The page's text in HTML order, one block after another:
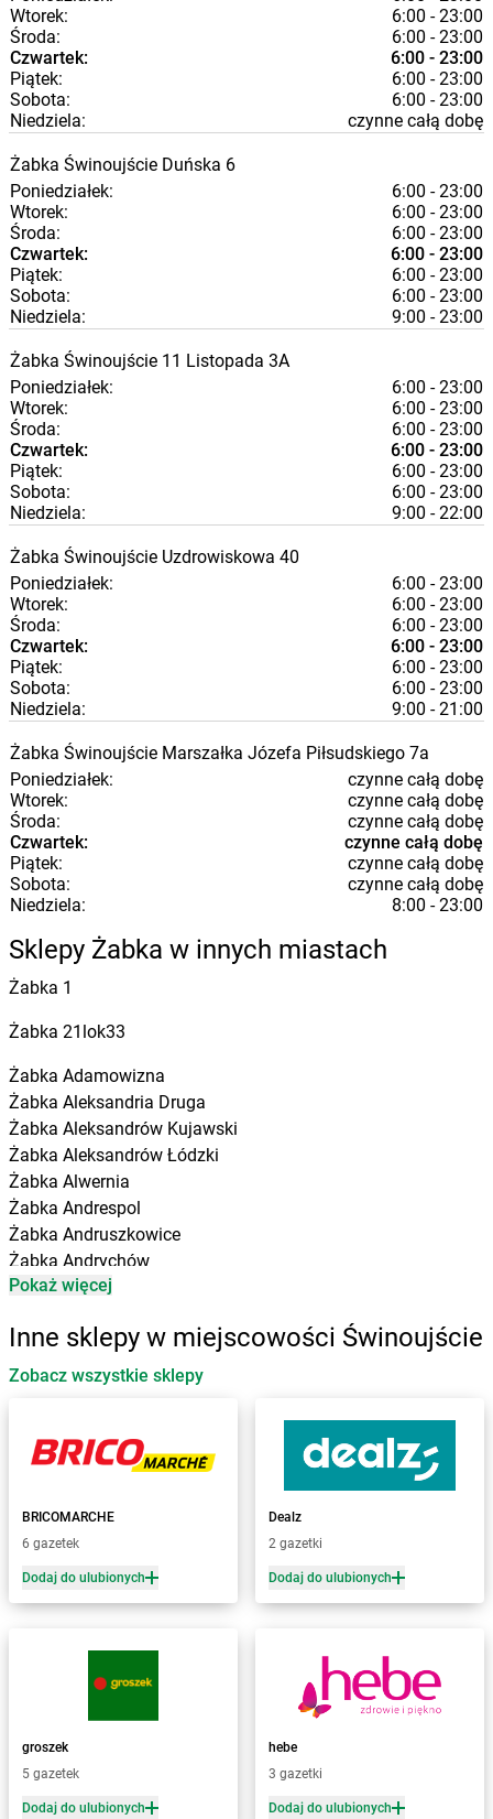
Wtorek:
6:00 - 23:00
Środa:
6:00 - 23:00
Czwartek:
6:00 - 23:00
Piątek:
6:00 - 23:00
Sobota:
6:00 - 23:00
Niedziela:
czynne całą dobę
Żabka Świnoujście Duńska 6
Poniedziałek:
6:00 - 23:00
Wtorek:
6:00 - 23:00
Środa:
6:00 - 23:00
Czwartek:
6:00 - 23:00
Piątek:
6:00 - 23:00
Sobota:
6:00 - 23:00
Niedziela:
9:00 - 23:00
Żabka Świnoujście 11 Listopada 3A
Poniedziałek:
6:00 - 23:00
Wtorek:
6:00 - 23:00
Środa:
6:00 - 23:00
Czwartek:
6:00 - 23:00
Piątek:
6:00 - 23:00
Sobota:
6:00 - 23:00
Niedziela:
9:00 - 22:00
Żabka Świnoujście Uzdrowiskowa 40
Poniedziałek:
6:00 - 23:00
Wtorek:
6:00 - 23:00
Środa:
6:00 - 23:00
Czwartek:
6:00 - 23:00
Piątek:
6:00 - 23:00
Sobota:
6:00 - 23:00
Niedziela:
9:00 - 21:00
Żabka Świnoujście Marszałka Józefa Piłsudskiego 7a
Poniedziałek:
czynne całą dobę
Wtorek:
czynne całą dobę
Środa:
czynne całą dobę
Czwartek:
czynne całą dobę
Piątek:
czynne całą dobę
Sobota:
czynne całą dobę
Niedziela:
8:00 - 23:00
Sklepy Żabka w innych miastach
Żabka 1
Żabka 21lok33
Żabka Adamowizna
Żabka Aleksandria Druga
Żabka Aleksandrów Kujawski
Żabka Aleksandrów Łódzki
Żabka Alwernia
Żabka Andrespol
Żabka Andruszkowice
Żabka Andrychów
Żabka Antonie
Żabka Automat
Żabka Babica
Żabka Babimost
Żabka Baborów
Żabka Bachowice
Żabka Bądkowo
Żabka Bąków
Baniocha
Baranowo
Barczewo
Żabka Bardo
Żabka Barlinek
Żabka Barniewice
Pokaż więcej
Inne sklepy w miejscowości Świnoujście
Zobacz wszystkie sklepy
BRICOMARCHE
6 gazetek
Dodaj do ulubionych
Dealz
2 gazetki
Dodaj do ulubionych
groszek
5 gazetek
Dodaj do ulubionych
hebe
3 gazetki
Dodaj do ulubionych